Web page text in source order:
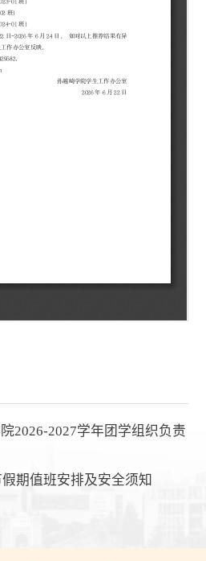
2026-2027学年团学组织负责
期值班安排及安全须知